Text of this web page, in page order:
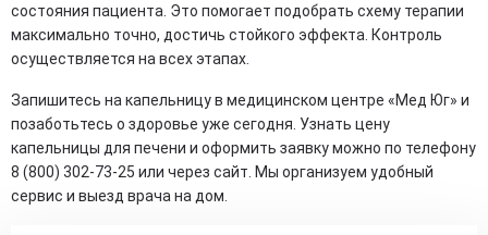
состояния пациента. Это помогает подобрать схему терапии
максимально точно, достичь стойкого эффекта. Контроль
осуществляется на всех этапах.
Запишитесь на капельницу в медицинском центре «Мед Юг» и
позаботьтесь о здоровье уже сегодня. Узнать цену
капельницы для печени и оформить заявку можно по телефону
8 (800) 302-73-25 или через сайт. Мы организуем удобный
сервис и выезд врача на дом.